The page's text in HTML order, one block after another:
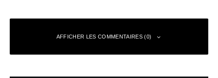
AFFICHER LES COMMENTAIRES (0)